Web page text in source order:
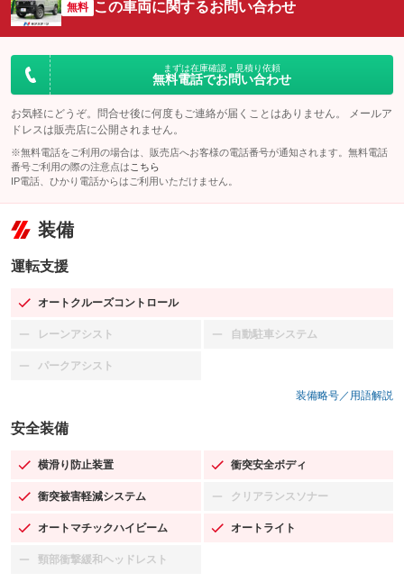
無料 この車両に関するお問い合わせ
まずは在庫確認・見積り依頼
無料電話でお問い合わせ
お気軽にどうぞ。問合せ後に何度もご連絡が届くことはありません。 メールア
ドレスは販売店に公開されません。
※無料電話をご利用の場合は、販売店へお客様の電話番号が通知されます。無料電話
番号ご利用の際の注意点は こちら
IP電話、ひかり電話からはご利用いただけません。
装備
運転支援
オートクルーズコントロール
：装備あり
レーンアシスト
：装備なし 自動駐車システム
：装備なし
パークアシスト
：装備なし
装備略号／用語解説
安全装備
横滑り防止装置
：装備あり 衝突安全ボディ
：装備あり
衝突被害軽減システム
：装備あり クリアランスソナー
：装備なし
オートマチックハイビーム
：装備あり オートライト
：装備あり
頸部衝撃緩和ヘッドレスト
：装備なし